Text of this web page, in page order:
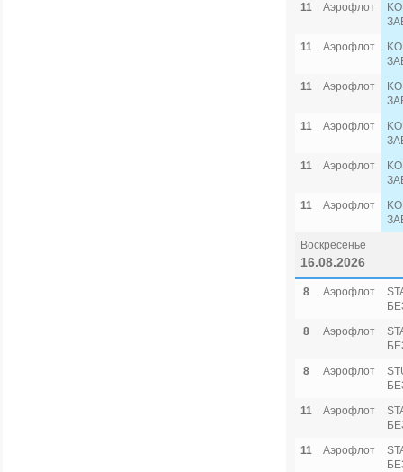
11
Аэрофлот
11
Аэрофлот
11
Аэрофлот
11
Аэрофлот
11
Аэрофлот
11
Аэрофлот
Воскресенье
16.08.2026
8 Аэрофлот
8
Аэрофлот
8
Аэрофлот
11
Аэрофлот
11
Аэрофлот